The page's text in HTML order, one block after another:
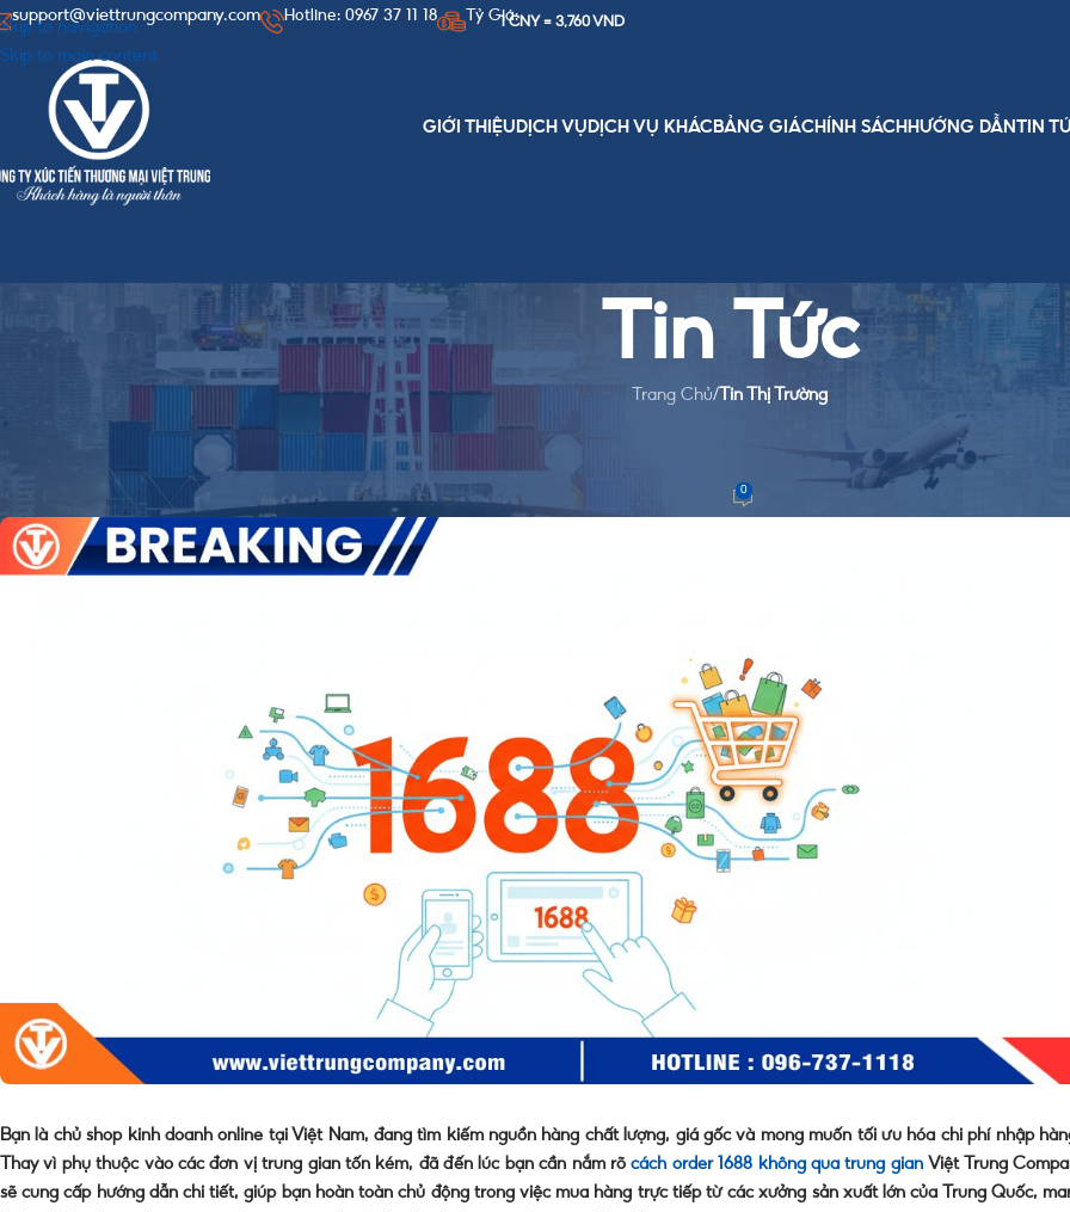
Skip to navigation
Skip to main content
support@viettrungcompany.com Hotline: 0967 37 11 18 Tỷ Giá:1 CNY = 3,760 VND
GIỚI THIỆU DỊCH VỤ DỊCH VỤ KHÁC BẢNG GIÁCHÍNH SÁCH HƯỚNG DẪNTIN
Tin Tức
Trang Chủ/ Tin Thị Trường
Cách order 1688 không qua trung gian hiệu quả
Posted by Viet Trung Team
0
Bạn là chủ shop kinh doanh online tại Việt Nam, đang tìm kiếm nguồn hàng chất lượng, giá gốc và mong muốn tối ưu hóa chi phí nhập
Thay vì phụ thuộc vào các đơn vị trung gian tốn kém, đã đến lúc bạn cần nắm rõcách order 1688 không qua trung gianViệt Trung
sẽ cung cấp hướng dẫn chi tiết, giúp bạn hoàn toàn chủ động trong việc mua hàng trực tiếp từ các xưởng sản xuất lớn của Trung Quốc,